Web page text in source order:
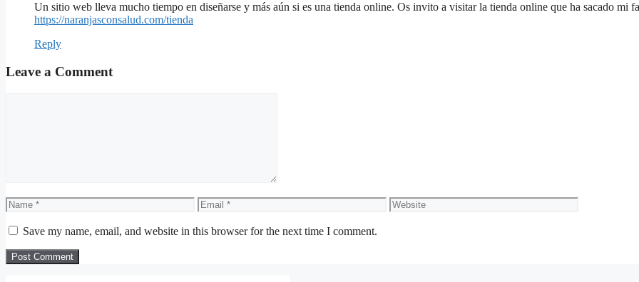
Un sitio web lleva mucho tiempo en diseñarse y más aún si es una tienda online. Os invito a visitar la tienda online que ha sacado mi
https://naranjasconsalud.com/tienda
Reply
Leave a Comment
Name Email Website
Save my name, email, and website in this browser for the next time I comment.